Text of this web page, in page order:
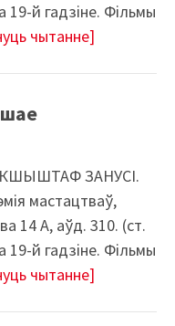
19-й гадзіне. Фільмы
чытанне]
ЗАНУСІ.
мастацтваў,
14 А, аўд. 310. (ст.
19-й гадзіне. Фільмы
чытанне]